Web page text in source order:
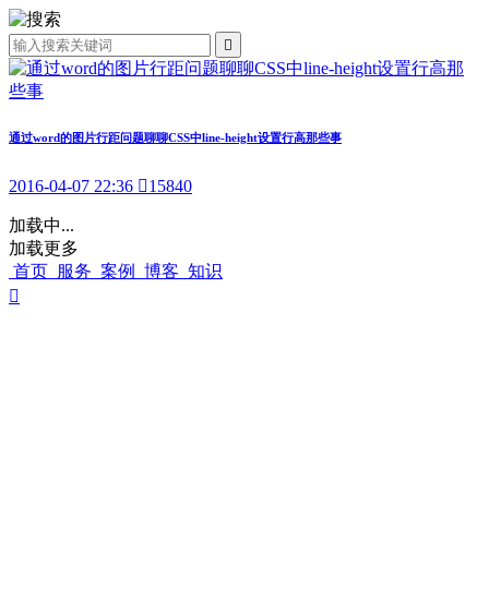

通过word的图片行距问题聊聊CSS中line-height设置行高那些事
2016-04-07 22:36 15840
加载中...
加载更多
首页 服务 案例 博客 知识
